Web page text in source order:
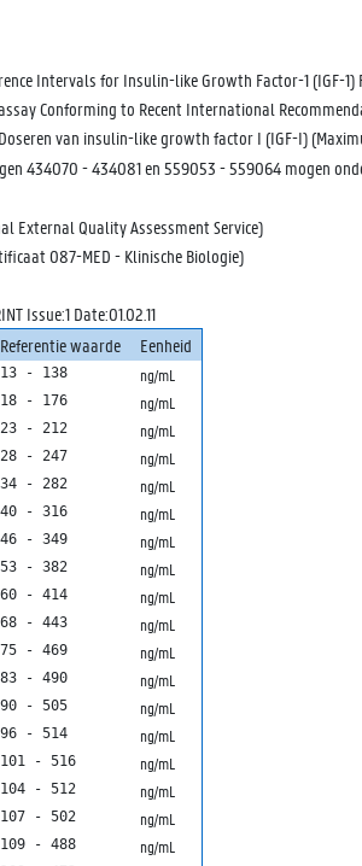
Intervals for Insulin-like Growth Factor-1 (IGF-
Conforming to Recent International
van insulin-like growth factor I (IGF-I)
434070 - 434081 en 559053 - 559064 mogen
External Quality Assessment Service)
087-MED - Klinische Biologie)
Issue:1 Date:01.02.11
Referentie waarde Eenheid
13 - 138
ng/mL
18 - 176
ng/mL
23 - 212
ng/mL
28 - 247
ng/mL
34 - 282
ng/mL
40 - 316
ng/mL
46 - 349
ng/mL
53 - 382
ng/mL
60 - 414
ng/mL
68 - 443
ng/mL
75 - 469
ng/mL
83 - 490
ng/mL
90 - 505
ng/mL
96 - 514
ng/mL
101 - 516
ng/mL
104 - 512
ng/mL
107 - 502
ng/mL
109 - 488
ng/mL